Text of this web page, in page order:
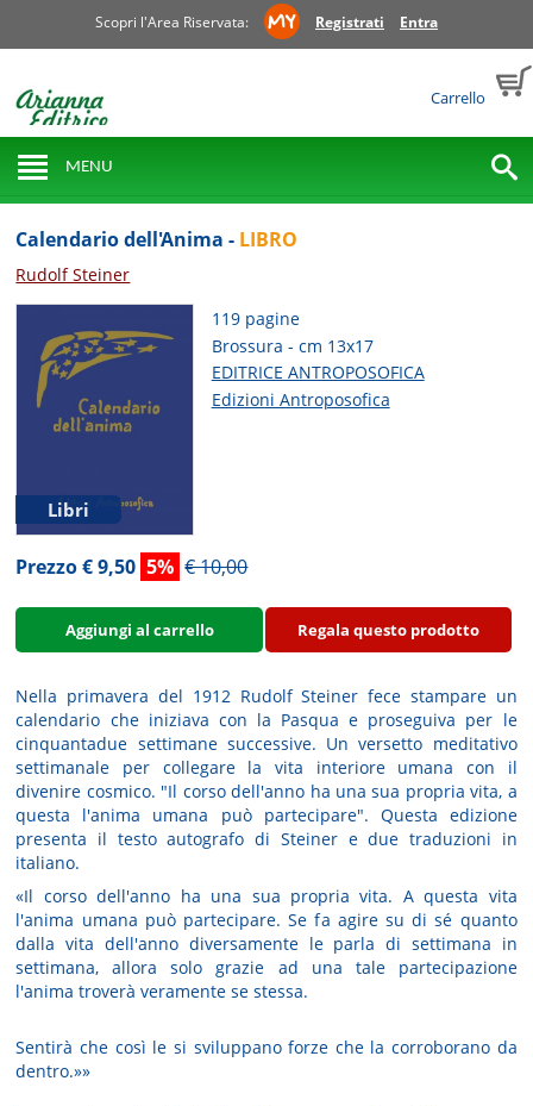
Scopri l'Area Riservata: Registrati Entra
Carrello
MENU
Calendario dell'Anima - LIBRO
Rudolf Steiner
Libri
119 pagine
Brossura - cm 13x17
EDITRICE ANTROPOSOFICA
Edizioni Antroposofica
Prezzo € 9,50 5% € 10,00
Aggiungi al carrello Regala questo prodotto
Nella primavera del 1912 Rudolf Steiner fece stampare un
calendario che iniziava con la Pasqua e proseguiva per le
cinquantadue settimane successive. Un versetto meditativo
settimanale per collegare la vita interiore umana con il
divenire cosmico. "Il corso dell'anno ha una sua propria vita, a
questa l'anima umana può partecipare". Questa edizione
presenta il testo autografo di Steiner e due traduzioni in
italiano.
«Il corso dell'anno ha una sua propria vita. A questa vita
l'anima umana può partecipare. Se fa agire su di sé quanto
dalla vita dell'anno diversamente le parla di settimana in
settimana, allora solo grazie ad una tale partecipazione
l'anima troverà veramente se stessa.
Sentirà che così le si sviluppano forze che la corroborano da
dentro.»»